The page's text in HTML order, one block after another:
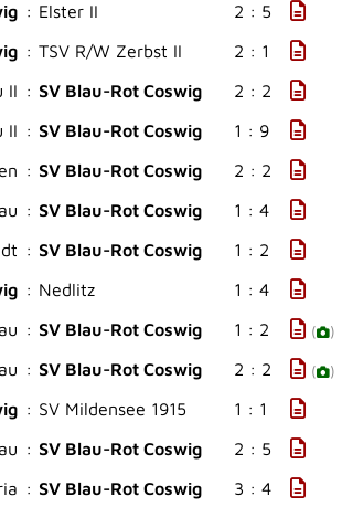
: Elster II
2 : 5
: TSV R/W Zerbst II
2 : 1
II : SV Blau-Rot Coswig
2 : 2
II : SV Blau-Rot Coswig
1 : 9
: SV Blau-Rot Coswig
2 : 2
: SV Blau-Rot Coswig
1 : 4
: SV Blau-Rot Coswig
1 : 2
: Nedlitz
1 : 4
: SV Blau-Rot Coswig 1 : 2 ( )
: SV Blau-Rot Coswig 2 : 2 ( )
: SV Mildensee 1915
1 : 1
: SV Blau-Rot Coswig
2 : 5
: SV Blau-Rot Coswig
3 : 4